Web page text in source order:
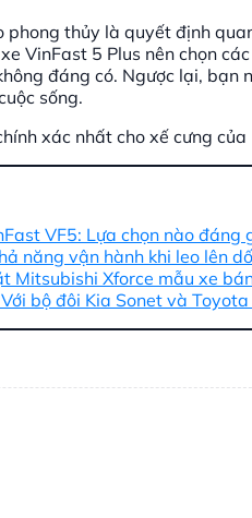
phong thủy là quyết định
VinFast 5 Plus nên chọn
đáng có. Ngược lại,
sống.
xác nhất cho xế cưng
VF5: Lựa chọn nào đáng
năng vận hành khi leo lên
Mitsubishi Xforce mẫu xe
bộ đôi Kia Sonet và